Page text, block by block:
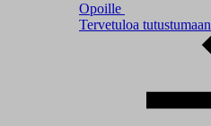
Opoille
Tervetuloa tutustumaan